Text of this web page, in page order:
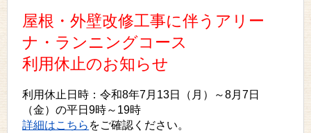
屋根・外壁改修工事に伴うアリー
ナ・ランニングコース
利用休止のお知らせ
利用休止日時：令和8年7月13日（月）～8月7日
（金）の平日9時～19時
詳細はこちら をご確認ください。